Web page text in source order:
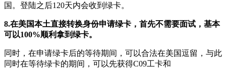
国。登陆之后120天内会收到绿卡。
8.在美国本土直接转换身份申请绿卡，首先不需要面试，基本
可以100%顺利拿到绿卡。
同时，在申请绿卡后的等待期间，可以合法在美国逗留，与此
同时在等待绿卡的期间，可以先获得C09工卡和